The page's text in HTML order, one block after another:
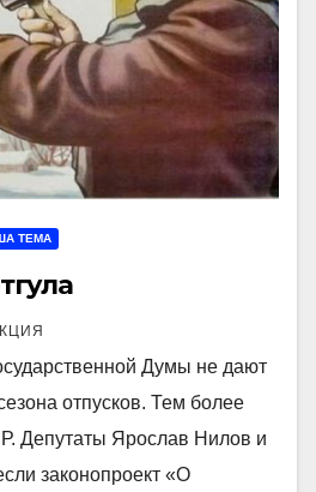
ТЕМА
Думы не дают
отпусков. Тем более
Депутаты Ярослав Нилов и
законопроект «О